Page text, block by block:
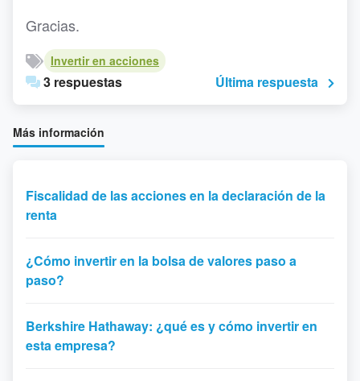
Gracias.
Invertir en acciones
3 respuestas Última respuesta
Más información
Fiscalidad de las acciones en la declaración de la
renta
¿Cómo invertir en la bolsa de valores paso a
paso?
Berkshire Hathaway: ¿qué es y cómo invertir en
esta empresa?